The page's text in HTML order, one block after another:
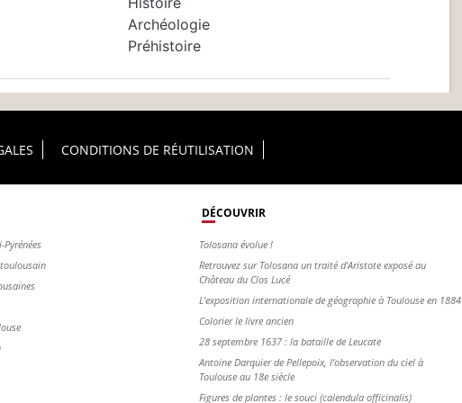
Archéologie
Préhistoire
CONDITIONS DE RÉUTILISATION
DÉCOUVRIR
Tolosana évolue !
Retrouvez sur Tolosana un traité d'Aristote exposé au
Château du Clos Lucé
L'exposition internationale de géographie à Toulouse en 1884
Colorier le livre ancien
28 septembre 1637 : la bataille de Leucate
Antoine Darquier de Pellepoix, l’observation du ciel à
Toulouse au 18e siècle
Figures de plantes : le souci (calendula officinalis)